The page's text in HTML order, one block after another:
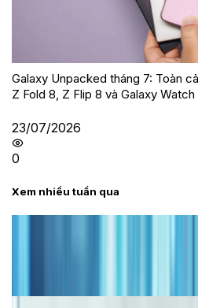
Galaxy Unpacked tháng 7: Toàn
Z Fold 8, Z Flip 8 và Galaxy
23/07/2026
0
Xem nhiều tuần qua